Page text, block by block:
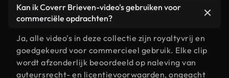
Kan ik Coverr Brieven-video's gebruiken voor
commerciële opdrachten?
Ja, alle video's in deze collectie zijn royaltyvrij en
goedgekeurd voor commercieel gebruik. Elke clip
wordt afzonderlijk beoordeeld op naleving van
auteursrecht- en licentievoorwaarden, ongeacht